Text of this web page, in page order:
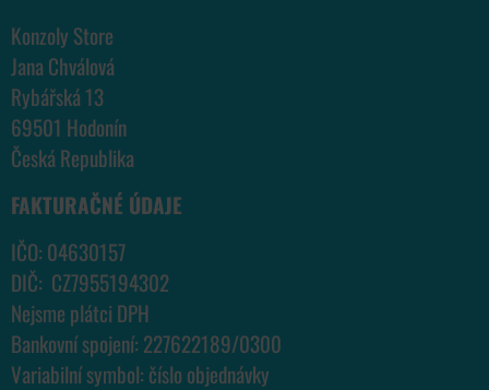
Konzoly Store
Jana Chválová
Rybářská 13
69501 Hodonín
Česká Republika
FAKTURAČNÉ ÚDAJE
IČO: 04630157
DIČ: CZ7955194302
Nejsme plátci DPH
Bankovní spojení: 227622189/0300
Variabilní symbol: číslo objednávky